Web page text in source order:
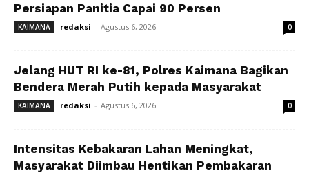
Persiapan Panitia Capai 90 Persen
KAIMANA redaksi - Agustus 6, 2026 0
Jelang HUT RI ke-81, Polres Kaimana Bagikan
Bendera Merah Putih kepada Masyarakat
KAIMANA redaksi - Agustus 6, 2026 0
Intensitas Kebakaran Lahan Meningkat,
Masyarakat Diimbau Hentikan Pembakaran